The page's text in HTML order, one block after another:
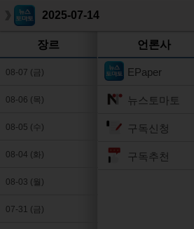
2025-07-14
장르
08-07 (금)
08-06 (목)
08-05 (수)
08-04 (화)
08-03 (월)
07-31 (금)
언론사
EPaper
뉴스토마토
구독신청
구독추천